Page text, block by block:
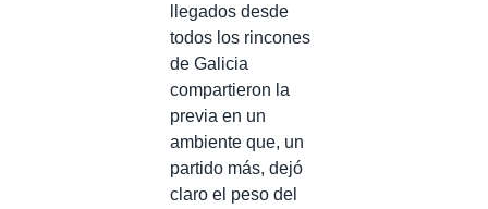
llegados desde
todos los rincones
de Galicia
compartieron la
previa en un
ambiente que, un
partido más, dejó
claro el peso del